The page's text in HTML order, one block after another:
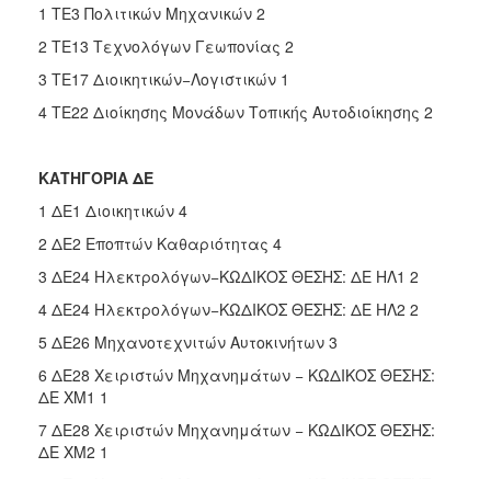
1 ΤΕ3 Πολιτικών Μηχανικών 2
2 ΤΕ13 Τεχνολόγων Γεωπονίας 2
3 ΤΕ17 Διοικητικών−Λογιστικών 1
4 ΤΕ22 Διοίκησης Μονάδων Τοπικής Αυτοδιοίκησης 2
ΚΑΤΗΓΟΡΙΑ ΔΕ
1 ΔΕ1 Διοικητικών 4
2 ΔΕ2 Εποπτών Καθαριότητας 4
3 ΔΕ24 Ηλεκτρολόγων−ΚΩΔΙΚΟΣ ΘΕΣΗΣ: ΔΕ ΗΛ1 2
4 ΔΕ24 Ηλεκτρολόγων−ΚΩΔΙΚΟΣ ΘΕΣΗΣ: ΔΕ ΗΛ2 2
5 ΔΕ26 Μηχανοτεχνιτών Αυτοκινήτων 3
6 ΔΕ28 Χειριστών Μηχανημάτων − ΚΩΔΙΚΟΣ ΘΕΣΗΣ:
ΔΕ ΧΜ1 1
7 ΔΕ28 Χειριστών Μηχανημάτων − ΚΩΔΙΚΟΣ ΘΕΣΗΣ:
ΔΕ ΧΜ2 1